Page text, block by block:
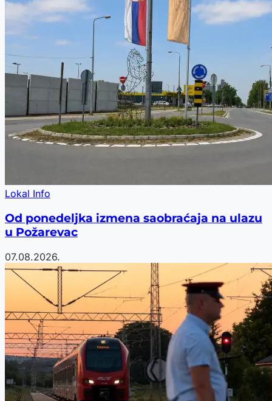
Lokal Info
Od ponedeljka izmena saobraćaja na ulazu
u Požarevac
07.08.2026.